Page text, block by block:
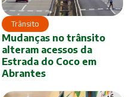
Trânsito
Mudanças no trânsito
alteram acessos da
Estrada do Coco em
Abrantes